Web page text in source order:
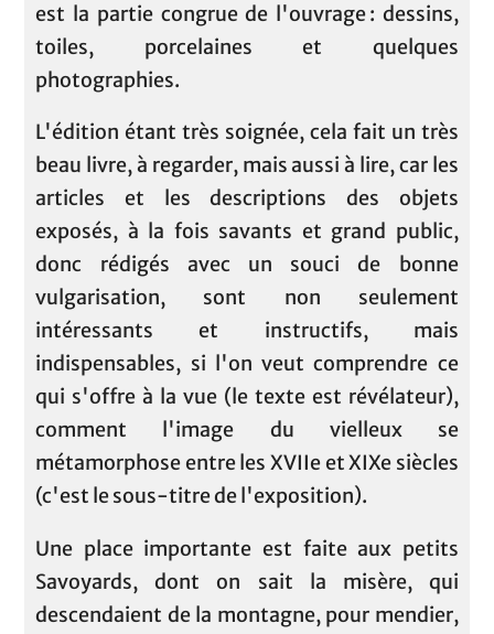
est la partie congrue de l'ouvrage : dessins,
toiles, porcelaines et quelques
photographies.
L'édition étant très soignée, cela fait un très
beau livre, à regarder, mais aussi à lire, car les
articles et les descriptions des objets
exposés, à la fois savants et grand public,
donc rédigés avec un souci de bonne
vulgarisation, sont non seulement
intéressants et instructifs, mais
indispensables, si l'on veut comprendre ce
qui s'offre à la vue (le texte est révélateur),
comment l'image du vielleux se
métamorphose entre les XVIIe et XIXe siècles
(c'est le sous-titre de l'exposition).
Une place importante est faite aux petits
Savoyards, dont on sait la misère, qui
descendaient de la montagne, pour mendier,